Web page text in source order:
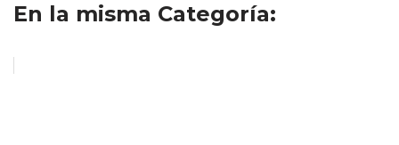
En la misma Categoría: